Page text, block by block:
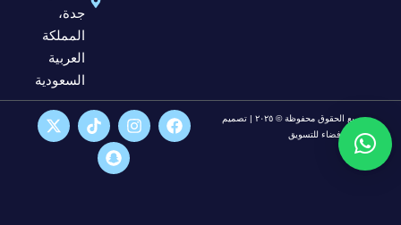
جدة،
المملكة
العربية
السعودية
جميع الحقوق محفوظة © ٢٠٢٥ | تصميم
شركة فضاء للتسويق